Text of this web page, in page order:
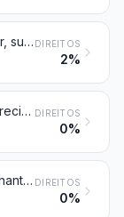
Vaporizadores de toucador, suas armações e cabeças de armações; borlas ou esponjas para pós ou para aplicação de outros cosméticos ou de produtos de toucador DIREITOS
2%
Garrafas térmicas e outros recipientes isotérmicos, montados, com isolamento produzido pelo vácuo, e suas partes (exceto ampolas de vidro) DIREITOS
0%
Manequins e artigos semelhantes; autómatos e cenas animadas, para vitrinas e mostruários DIREITOS
0%